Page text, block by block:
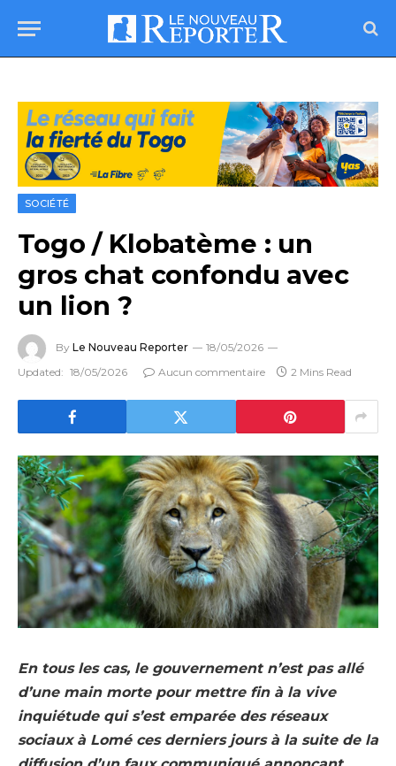
SOCIÉTÉ
Togo / Klobatème : un
gros chat confondu avec
un lion ?
By Le Nouveau Reporter
18/05/2026
Updated: 18/05/2026 Aucun commentaire 2 Mins Read
En tous les cas, le gouvernement n’est pas allé
d’une main morte pour mettre fin à la vive
inquiétude qui s’est emparée des réseaux
sociaux à Lomé ces derniers jours à la suite de la